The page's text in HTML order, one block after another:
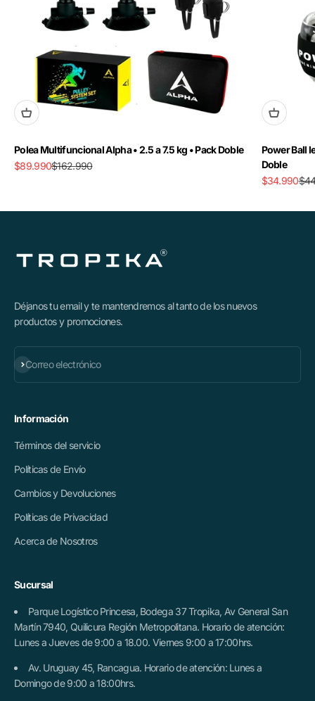
Polea Multifuncional Alpha • 2.5 a 7.5 kg • Pack Doble
Precio de oferta
$89.990Precio normal
$162.990
Power Ball
Doble
Precio de
$34.990
Déjanos tu email y te mantendremos al tanto de los nuevos
productos y promociones.
Correo electrónico
Suscribirse
Información
Términos del servicio
Políticas de Envío
Cambios y Devoluciones
Políticas de Privacidad
Acerca de Nosotros
Sucursal
Parque Logístico Princesa, Bodega 37 Tropika, Av General San
Martín 7940, Quilicura Región Metropolitana. Horario de atención:
Lunes a Jueves de 9:00 a 18.00. Viernes 9:00 a 17:00hrs.
Av. Uruguay 45, Rancagua. Horario de atención: Lunes a
Domingo de 9:00 a 18:00hrs.